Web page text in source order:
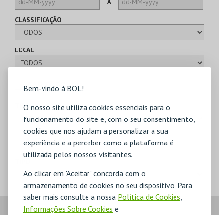
Bem-vindo à BOL!
O nosso site utiliza cookies essenciais para o
funcionamento do site e, com o seu consentimento,
cookies que nos ajudam a personalizar a sua
experiência e a perceber como a plataforma é
utilizada pelos nossos visitantes.
Ao clicar em "Aceitar" concorda com o
armazenamento de cookies no seu dispositivo. Para
saber mais consulte a nossa Política de Cookies,
Informações Sobre Cookies e
CLASSIFICAÇÃO
LOCAL
CARTÕES
TIPO
MERCHANDISE